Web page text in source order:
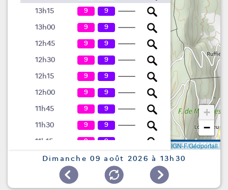
13h15 9 9
13h00 9 9
12h45 9 9
12h30 9 9
12h15 9 9
12h00 9 9
11h45 9 9
11h30 9 9
11h15 9 9
11h00 9 9
9
+
−
IGN-F/Géoportail
Dimanche 09 août 2026 à 13h30